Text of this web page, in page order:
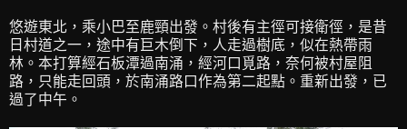
悠遊東北，乘小巴至鹿頸出發。村後有主徑可接衛徑，是昔
日村道之一，途中有巨木倒下，人走過樹底，似在熱帶雨
林。本打算經石板潭過南涌，經河口覓路，奈何被村屋阻
路，只能走回頭，於南涌路口作為第二起點。重新出發，已
過了中午。